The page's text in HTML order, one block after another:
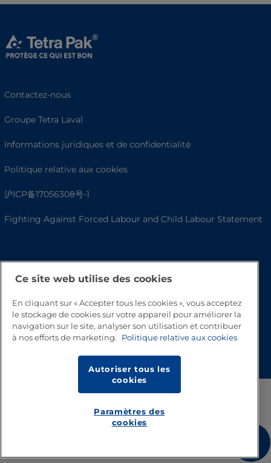
Contactez-nous
Groupe Tetra Laval
Informations juridiques et de confidentialité
Politique relative aux cookies
沪ICP备17056308号-1
Fighting Against Forced Labour and Child Labour Statement
Haut de page
Ce site web utilise des cookies
En cliquant sur « Accepter tous les cookies », vous acceptez
le stockage de cookies sur votre appareil pour améliorer la
navigation sur le site, analyser son utilisation et contribuer
à nos efforts de marketing.
Politique relative aux cookies
Autoriser tous les
cookies
Paramètres des
cookies